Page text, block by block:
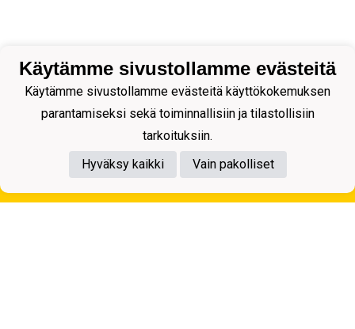
Tietosuojaseloste
Käytämme sivustollamme evästeitä
Käytämme sivustollamme evästeitä käyttökokemuksen
parantamiseksi sekä toiminnallisiin ja tilastollisiin
tarkoituksiin.
Hyväksy kaikki
Vain pakolliset